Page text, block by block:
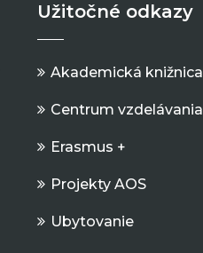
Užitočné odkazy
Akademická knižnica
Centrum vzdelávania
Erasmus +
Projekty AOS
Ubytovanie